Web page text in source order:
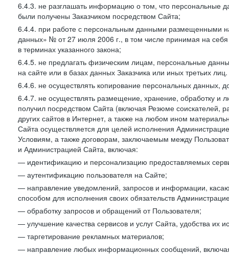
6.4.3. не разглашать информацию о том, что персональные
были получены Заказчиком посредством Сайта;
6.4.4. при работе с персональным данными размещенными
данных» № от 27 июля 2006 г., в том числе принимая на
в терминах указанного закона;
6.4.5. не предлагать физическим лицам, персональные
на сайте или в базах данных Заказчика или иных третьих лиц.
6.4.6. не осуществлять копирование персональных данных,
6.4.7. не осуществлять размещение, хранение, обработку и
получил посредством Сайта (включая Резюме
других сайтов в Интернет, а также на любом ином
Сайта осуществляется для целей исполнения
Условиям, а также договорам, заключаемым между
и Администрацией Сайта, включая:
— идентификацию и персонализацию предоставляемых
— аутентификацию пользователя на Сайте;
— направление уведомлений, запросов и информации,
способом для исполнения своих обязательств
— обработку запросов и обращений от Пользователя;
— улучшение качества сервисов и услуг Сайта, удобства их
— таргетирование рекламных материалов;
— направление любых информационных сообщений,